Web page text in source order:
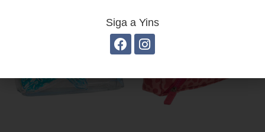
Siga a Yins